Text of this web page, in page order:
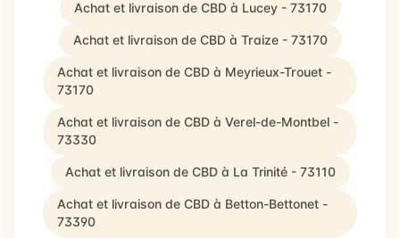
Achat et livraison de CBD à Lucey - 73170
Achat et livraison de CBD à Traize - 73170
Achat et livraison de CBD à Meyrieux-Trouet -
73170
Achat et livraison de CBD à Verel-de-Montbel -
73330
Achat et livraison de CBD à La Trinité - 73110
Achat et livraison de CBD à Betton-Bettonet -
73390